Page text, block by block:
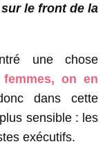
le front de la
une chose
on en
dans cette
sensible : les
exécutifs.